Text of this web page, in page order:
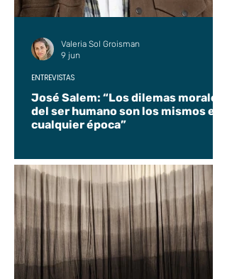
José Salem: “Los dilemas morales
del ser humano son los mismos en
cualquier época”
ENTREVISTAS
Valeria Sol Groisman
9 jun